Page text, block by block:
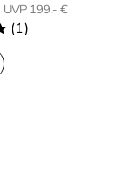
UVP 199,- €
(1)